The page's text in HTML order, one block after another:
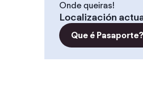
Onde queiras!
Localización
Que é Pasaporte?